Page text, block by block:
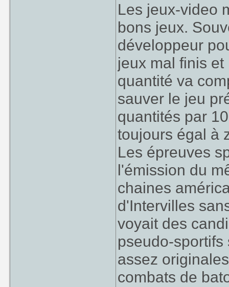
Les jeux-video
bons jeux.
développeur
jeux mal finis
quantité va
sauver le jeu
quantités par
toujours égal à
Les épreuves
l'émission du
chaines
d'Intervilles
voyait des
pseudo-
assez
combats de